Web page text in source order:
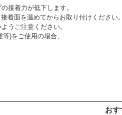
接着力が低下します。
着面を温めてからお取り付けください。
うご注意ください。
)をご使用の場合、
おす